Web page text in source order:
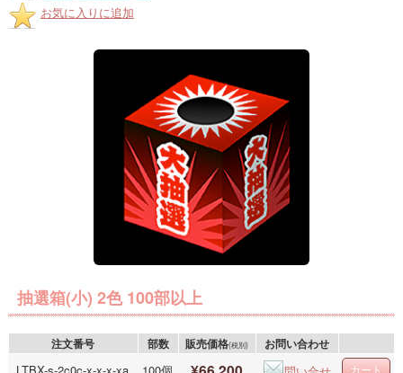
お気に入りに追加
抽選箱(小) 2色 100部以上
注文番号 部数 販売価格(税別) お問い合わせ